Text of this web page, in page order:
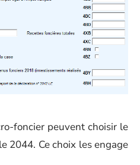
foncier peuvent choisir le
2044. Ce choix les engage